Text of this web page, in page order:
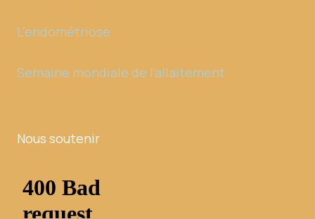
L'endométriose
Semaine mondiale de l'allaitement
Nous soutenir